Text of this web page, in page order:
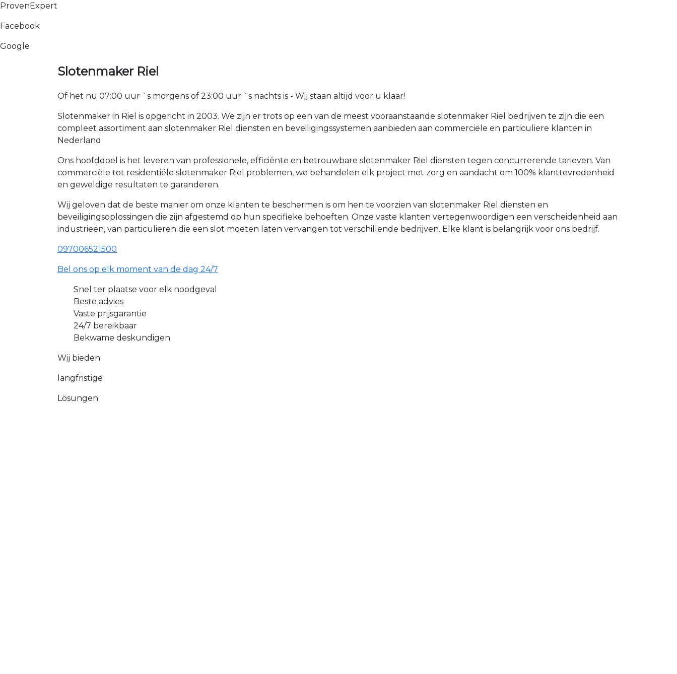
ProvenExpert
Facebook
Google
Slotenmaker Riel
Of het nu 07:00 uur `s morgens of 23:00 uur `s nachts is - Wij staan altijd voor u klaar!
Slotenmaker in Riel is opgericht in 2003. We zijn er trots op een van de meest vooraanstaande slotenmaker Riel bedrijven te zijn die een
compleet assortiment aan slotenmaker Riel diensten en beveiligingssystemen aanbieden aan commerciële en particuliere klanten in
Nederland
Ons hoofddoel is het leveren van professionele, efficiënte en betrouwbare slotenmaker Riel diensten tegen concurrerende tarieven. Van
commerciële tot residentiële slotenmaker Riel problemen, we behandelen elk project met zorg en aandacht om 100% klanttevredenheid
en geweldige resultaten te garanderen.
Wij geloven dat de beste manier om onze klanten te beschermen is om hen te voorzien van slotenmaker Riel diensten en
beveiligingsoplossingen die zijn afgestemd op hun specifieke behoeften. Onze vaste klanten vertegenwoordigen een verscheidenheid aan
industrieën, van particulieren die een slot moeten laten vervangen tot verschillende bedrijven. Elke klant is belangrijk voor ons bedrijf.
097006521500
Bel ons op elk moment van de dag 24/7
Snel ter plaatse voor elk noodgeval
Beste advies
Vaste prijsgarantie
24/7 bereikbaar
Bekwame deskundigen
Wij bieden
langfristige
Lösungen